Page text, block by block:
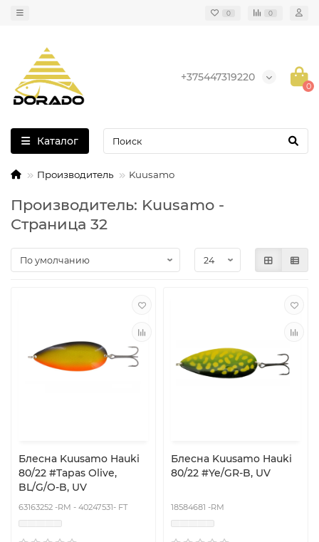
0 0
+375447319220
0
Каталог
Производитель Kuusamo
Производитель: Kuusamo -
Страница 32
Блесна Kuusamo Hauki
80/22 #Tapas Olive,
BL/G/O-B, UV
63163252 -RM - 40247531- FT
Блесна Kuusamo Hauki
80/22 #Ye/GR-B, UV
18584681 -RM